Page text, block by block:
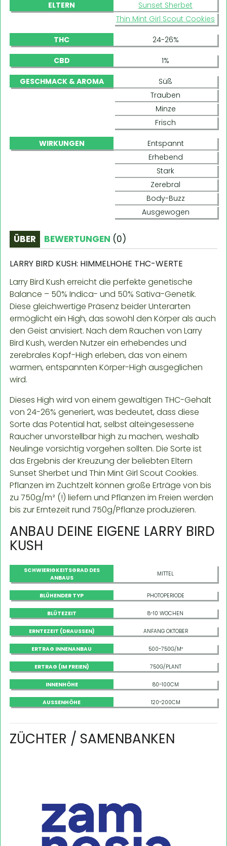
ELTERN
Sunset Sherbet
Thin Mint Girl Scout Cookies
THC 24-26%
CBD 1%
GESCHMACK & AROMA
Süß
Trauben
Minze
Frisch
WIRKUNGEN
Entspannt
Erhebend
Stark
Zerebral
Body-Buzz
Ausgewogen
ÜBER BEWERTUNGEN (0)
LARRY BIRD KUSH: HIMMELHOHE THC-WERTE
Larry Bird Kush erreicht die perfekte genetische
Balance – 50% Indica- und 50% Sativa-Genetik.
Diese gleichwertige Präsenz beider Unterarten
ermöglicht ein High, das sowohl den Körper als auch
den Geist anvisiert. Nach dem Rauchen von Larry
Bird Kush, werden Nutzer ein erhebendes und
zerebrales Kopf-High erleben, das von einem
warmen, entspannten Körper-High ausgeglichen
wird.
Dieses High wird von einem gewaltigen THC-Gehalt
von 24-26% generiert, was bedeutet, dass diese
Sorte das Potential hat, selbst alteingesessene
Raucher unvorstellbar high zu machen, weshalb
Neulinge vorsichtig vorgehen sollten. Die Sorte ist
das Ergebnis der Kreuzung der beliebten Eltern
Sunset Sherbet und Thin Mint Girl Scout Cookies.
Pflanzen im Zuchtzelt können große Erträge von bis
zu 750g/m² (!) liefern und Pflanzen im Freien werden
bis zur Erntezeit rund 750g/Pflanze produzieren.
ANBAU DEINE EIGENE LARRY BIRD
KUSH
SCHWIERIGKEITSGRAD DES
ANBAUS
MITTEL
BLÜHENDER TYP PHOTOPERIODE
BLÜTEZEIT 8-10 WOCHEN
ERNTEZEIT (DRAUSSEN) ANFANG OKTOBER
ERTRAG INNENANBAU 500-750G/M²
ERTRAG (IM FREIEN) 750G/PLANT
INNENHÖHE 80-100CM
AUSSENHÖHE 120-200CM
ZÜCHTER / SAMENBANKEN